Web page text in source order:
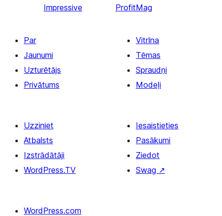
Impressive
ProfitMag
Par
Jaunumi
Uzturētājs
Privātums
Vitrīna
Tēmas
Spraudņi
Modeļi
Uzziniet
Atbalsts
Izstrādātāji
WordPress.TV
Iesaistieties
Pasākumi
Ziedot
Swag ↗
WordPress.com